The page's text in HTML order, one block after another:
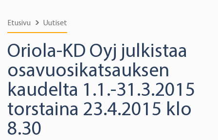
Etusivu Uutiset
Oriola-KD Oyj julkistaa
osavuosikatsauksen
kaudelta 1.1.-31.3.2015
torstaina 23.4.2015 klo
8.30